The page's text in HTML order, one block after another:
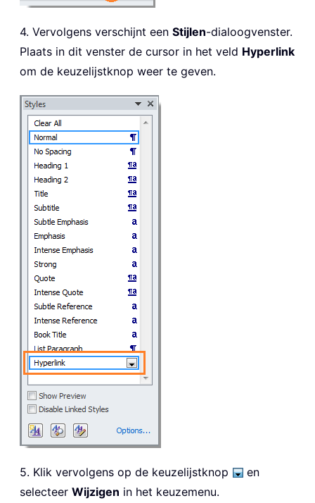
4. Vervolgens verschijnt een Stijlen-dialoogvenster.
Plaats in dit venster de cursor in het veld Hyperlink
om de keuzelijstknop weer te geven.
5. Klik vervolgens op de keuzelijstknop
en
selecteer Wijzigen in het keuzemenu.